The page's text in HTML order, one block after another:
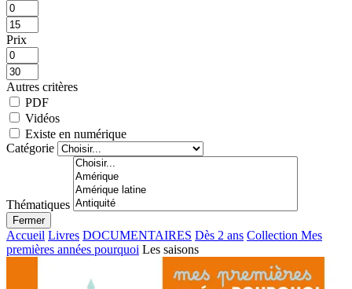
Prix
Autres critères
PDF
Vidéos
Existe en numérique
Catégorie
Thématiques
Fermer
Accueil Livres DOCUMENTAIRES Dès 2 ans Collection Mes
premières années pourquoi Les saisons